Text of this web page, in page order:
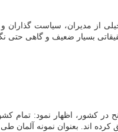
خیلی از مدیران، سیاست
بسیار ضعیف و گاهی حتی
در كشور، اظهار نمود: تمام